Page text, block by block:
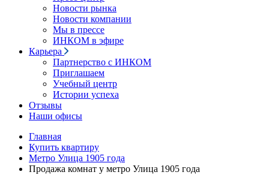
Новости рынка
Новости компании
Мы в прессе
ИНКОМ в эфире
Карьера
Партнерство с ИНКОМ
Приглашаем
Учебный центр
Истории успеха
Отзывы
Наши офисы
Главная
Купить квартиру
Метро Улица 1905 года
Продажа комнат у метро Улица 1905 года